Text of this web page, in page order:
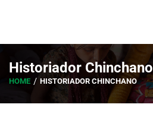
Historiador Chinchano
HOME HISTORIADOR CHINCHANO